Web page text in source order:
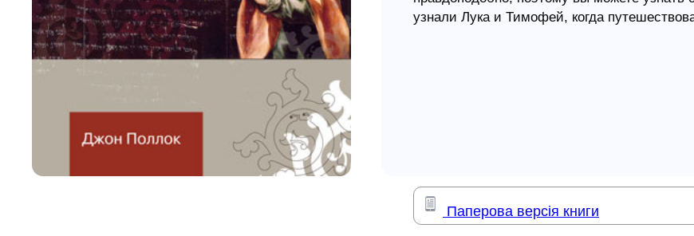
Юдаїзм
Огляд релігій
Художня література
Паперова версія книги
узнали Лука и Тимофей, когда
Послания. Эта книга – кладезь бесценных
нее, было одним из основных факторов,
Чарли У. Колсон